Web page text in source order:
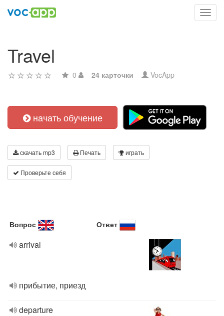
Travel
0 24 карточки VocApp
начать обучение
скачать mp3 Печать играть
Проверьте себя
Вопрос Ответ
arrival
прибытие, приезд
departure